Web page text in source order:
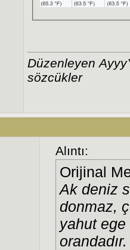
Düzenleyen
sözcükler
Alıntı:
Orijinal
Ak deniz
donmaz,
yahut
orandadır.